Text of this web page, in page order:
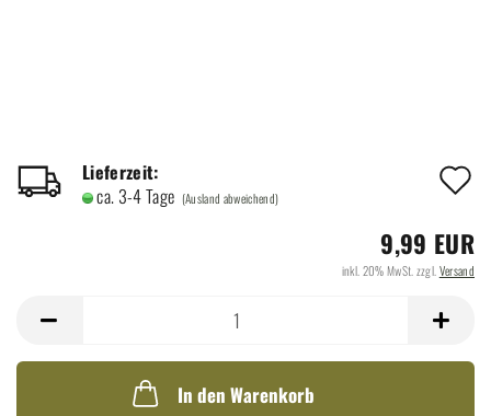
Lieferzeit:
ca. 3-4 Tage (Ausland abweichend)
9,99 EUR
inkl. 20% MwSt. zzgl. Versand
In den Warenkorb